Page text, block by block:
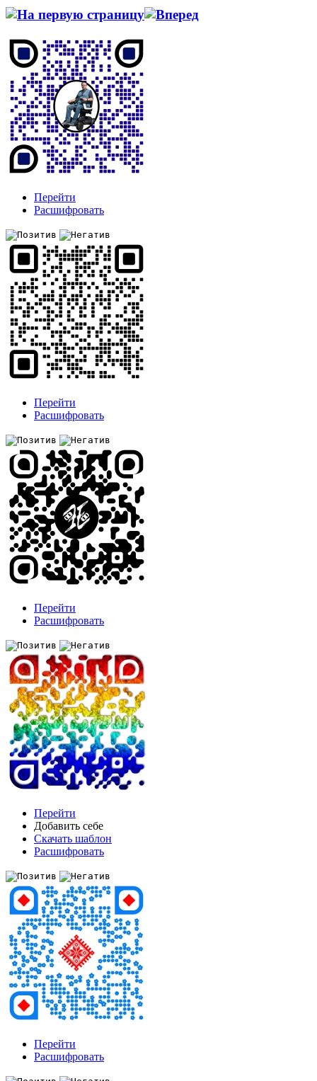
Перейти
Расшифровать
Перейти
Расшифровать
Перейти
Расшифровать
Перейти
Добавить себе
Скачать шаблон
Расшифровать
Перейти
Расшифровать